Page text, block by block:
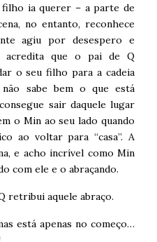
ia querer – a parte de
no entanto, reconhece
agiu por desespero e
acredita que o pai de Q
o seu filho para a cadeia
não sabe bem o que está
sair daquele lugar
o Min ao seu lado quando
ao voltar para “casa”. A
e acho incrível como Min
com ele e o abraçando.
retribui aquele abraço.
está apenas no começo…